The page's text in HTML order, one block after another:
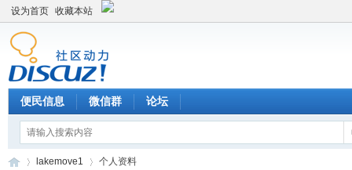
设为首页 收藏本站
便民信息 微信群 论坛
lakemove1 个人资料